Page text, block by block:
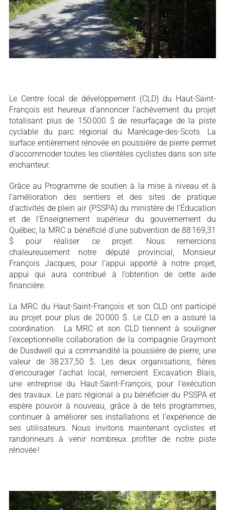
Le Centre local de développement (CLD) du Haut-Saint-
François est heureux d’annoncer l’achèvement du projet
totalisant plus de 150 000 $ de resurfaçage de la piste
cyclable du parc régional du Marécage-des-Scots. La
surface entièrement rénovée en poussière de pierre permet
d’accommoder toutes les clientèles cyclistes dans son site
enchanteur.
Grâce au Programme de soutien à la mise à niveau et à
l’amélioration des sentiers et des sites de pratique
d’activités de plein air (PSSPA) du ministère de l’Éducation
et de l’Enseignement supérieur du gouvernement du
Québec, la MRC a bénéficié d’une subvention de 88 169,31
$ pour réaliser ce projet. Nous remercions
chaleureusement notre député provincial, Monsieur
François Jacques, pour l’appui apporté à notre projet,
appui qui aura contribué à l’obtention de cette aide
financière.
La MRC du Haut-Saint-François et son CLD ont participé
au projet pour plus de 20 000 $. Le CLD en a assuré la
coordination. La MRC et son CLD tiennent à souligner
l’exceptionnelle collaboration de la compagnie Graymont
de Dusdwell qui a commandité la poussière de pierre, une
valeur de 38 237,50 $. Les deux organisations, fières
d’encourager l’achat local, remercient Excavation Blais,
une entreprise du Haut-Saint-François, pour l’exécution
des travaux. Le parc régional a pu bénéficier du PSSPA et
espère pouvoir à nouveau, grâce à de tels programmes,
continuer à améliorer ses installations et l’expérience de
ses utilisateurs. Nous invitons maintenant cyclistes et
randonneurs à venir nombreux profiter de notre piste
rénovée !